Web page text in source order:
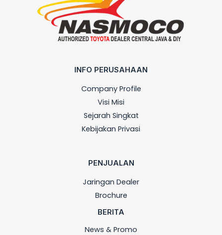
INFO PERUSAHAAN
Company Profile
Visi Misi
Sejarah Singkat
Kebijakan Privasi
PENJUALAN
Jaringan Dealer
Brochure
BERITA
News & Promo